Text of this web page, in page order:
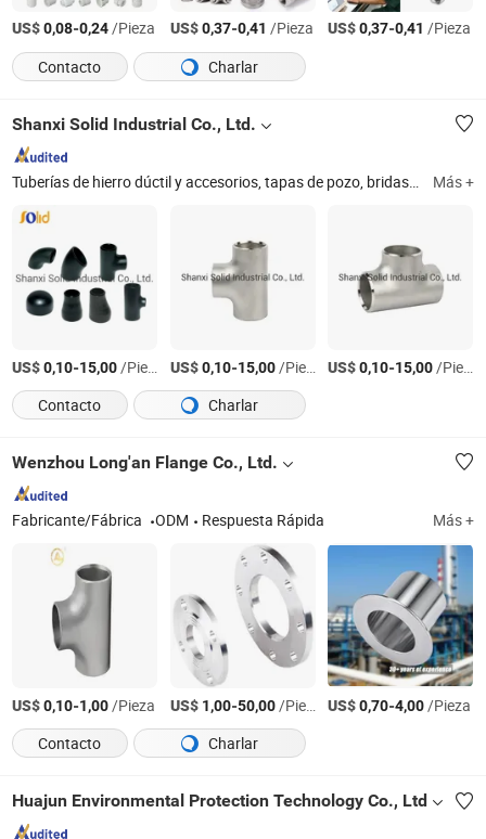
US$0,08-0,24/Pieza US$0,37-0,41 /Pieza US$0,37-0,41 /Pieza
Contacto
Charlar
Shanxi Solid Industrial Co., Ltd.
Más +
US$0,10-15,00/Pieza US$0,10-15,00/Pieza US$0,10-15,00/Pieza
Contacto
Charlar
Wenzhou Long'an Flange Co., Ltd.
Fabricante/Fábrica ODM Respuesta Rápida Más +
US$0,10-1,00/Pieza US$ 1,00-50,00/Pieza US$0,70-4,00/Pieza
Contacto
Charlar
Huajun Environmental Protection Technology Co., Ltd